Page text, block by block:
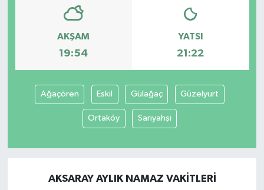
AKŞAM
19:54
YATSI
21:22
Ağaçören Eskil Gülağaç Güzelyurt
Ortaköy Sarıyahşi
AKSARAY AYLIK NAMAZ VAKITLERI